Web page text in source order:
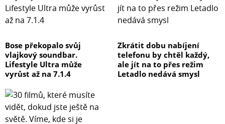
Bose překopalo svůj
vlajkový soundbar.
Lifestyle Ultra může
vyrůst až na 7.1.4
Zkrátit dobu nabíjení
telefonu by chtěl každý,
ale jít na to přes režim
Letadlo nedává smysl